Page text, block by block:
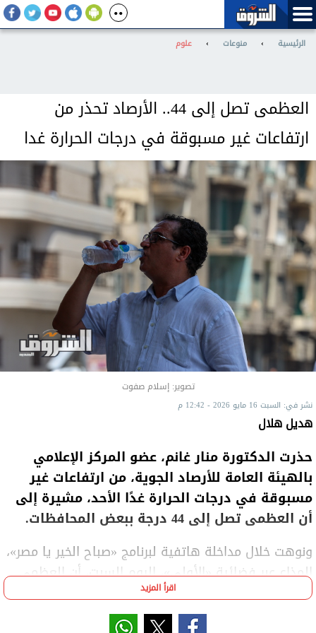
الرئيسية › منوعات › علوم
العظمى تصل إلى 44.. الأرصاد تحذر من
ارتفاعات غير مسبوقة في درجات الحرارة غدا
تصوير: إسلام صفوت
نشر في: السبت 16 مايو 2026 - 12:42 م
هديل هلال
حذرت الدكتورة منار غانم، عضو المركز الإعلامي
بالهيئة العامة للأرصاد الجوية، من ارتفاعات غير
مسبوقة في درجات الحرارة غدًا الأحد، مشيرة إلى
أن العظمى تصل إلى 44 درجة ببعض المحافظات.
ونوهت خلال مداخلة هاتفية لبرنامج «صباح الخير يا مصر»،
المذاع عبر فضائية «الأولى»، اليوم السبت، أن العظمى
ليسود طقس شديد الحرارة نهارًا.
اقرأ المزيد